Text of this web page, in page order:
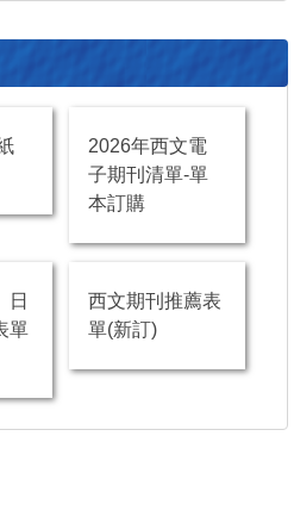
2026年西文電
子期刊清單-單
本訂購
日
單
西文期刊推薦表
單(新訂)